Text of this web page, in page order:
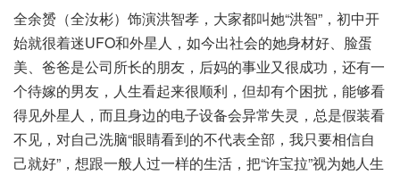
全余赟（全汝彬）饰演洪智孝，大家都叫她“洪智”，初中开
始就很着迷UFO和外星人，如今出社会的她身材好、脸蛋
美、爸爸是公司所长的朋友，后妈的事业又很成功，还有一
个待嫁的男友，人生看起来很顺利，但却有个困扰，能够看
得见外星人，而且身边的电子设备会异常失灵，总是假装看
不见，对自己洗脑“眼睛看到的不代表全部，我只要相信自
己就好”，想跟一般人过一样的生活，把“许宝拉”视为她人生